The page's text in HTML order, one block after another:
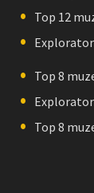
Top 12
Explorator
Top 8
Explorator
Top 8